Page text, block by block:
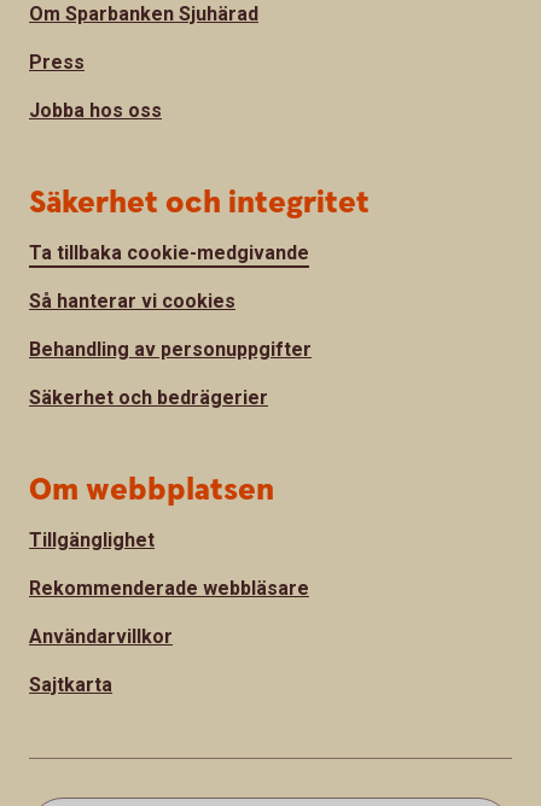
Om Sparbanken Sjuhärad
Press
Jobba hos oss
Säkerhet och integritet
Ta tillbaka cookie-medgivande
Så hanterar vi cookies
Behandling av personuppgifter
Säkerhet och bedrägerier
Om webbplatsen
Tillgänglighet
Rekommenderade webbläsare
Användarvillkor
Sajtkarta